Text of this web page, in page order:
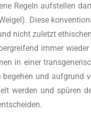
Regeln auf­stel­len
Die­se
nicht zuletzt
immer
in einer
und auf­grund
wer­den und